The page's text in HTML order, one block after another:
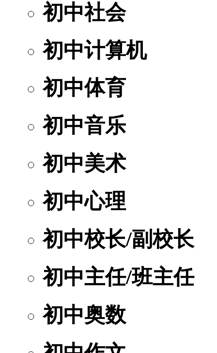
初中社会
初中计算机
初中体育
初中音乐
初中美术
初中心理
初中校长/副校长
初中主任/班主任
初中奥数